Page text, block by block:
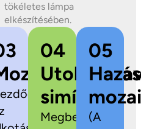
tökéletes lámpa
elkészítésében.
04
Utolsó
simítások
Megbeszéljük
05
(A